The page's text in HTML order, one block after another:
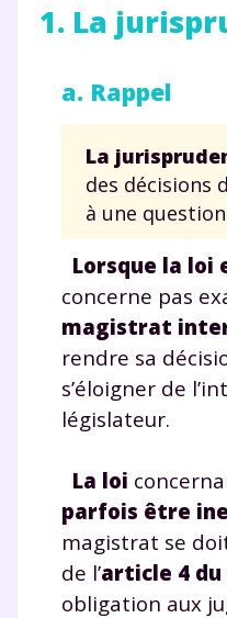
1. La
a. Rappel
La
des décisions
à une
Lorsque la loi
concerne pas
magistrat
rendre sa
s’éloigner de
législateur.
La loi
parfois être
magistrat se
de l’article 4 du
obligation aux